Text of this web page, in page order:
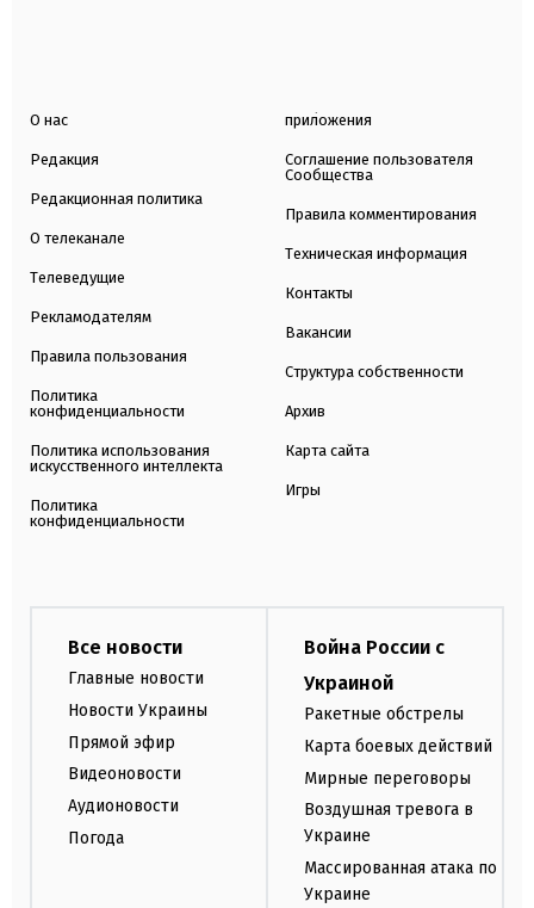
О нас
Редакция
Редакционная политика
О телеканале
Телеведущие
Рекламодателям
Правила пользования
Политика
конфиденциальности
Политика использования
искусственного интеллекта
Политика
конфиденциальности
приложения
Соглашение пользователя
Сообщества
Правила комментирования
Техническая информация
Контакты
Вакансии
Структура собственности
Архив
Карта сайта
Игры
Все новости
Главные новости
Новости Украины
Прямой эфир
Видеоновости
Аудионовости
Погода
Война России с
Украиной
Ракетные обстрелы
Карта боевых действий
Мирные переговоры
Воздушная тревога в
Украине
Массированная атака по
Украине